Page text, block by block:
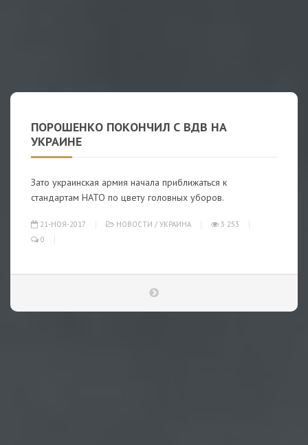
ПОРОШЕНКО ПОКОНЧИЛ С ВДВ НА
УКРАИНЕ
Зато украинская армия начала приближаться к
стандартам НАТО по цвету головных уборов.
21-НОЯ-2017 НОВОСТИ / УКРАИНА
3 253
0